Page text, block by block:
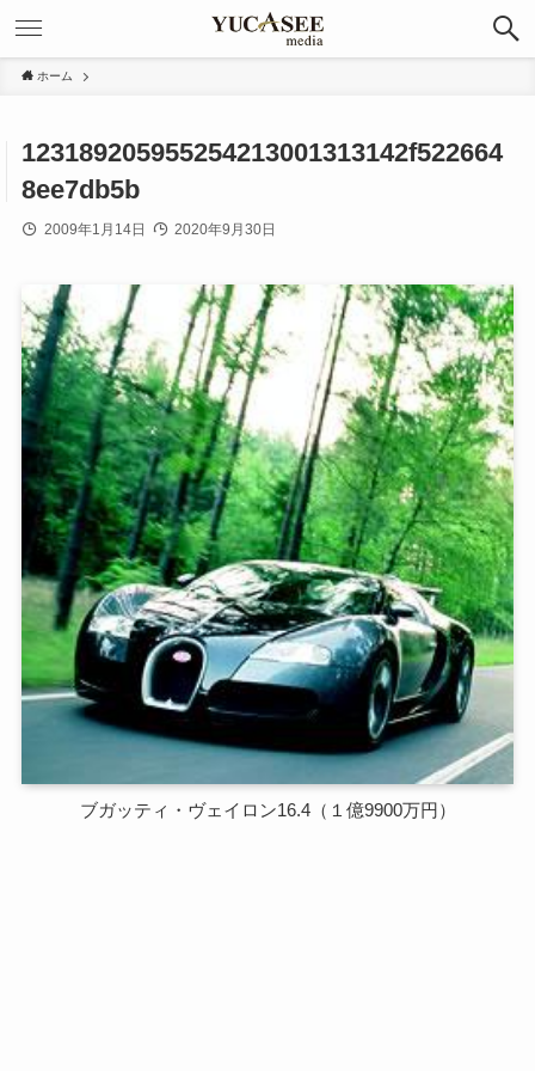
ホーム
123189205955254213001313142f522664
8ee7db5b
2009年1月14日 2020年9月30日
ブガッティ・ヴェイロン16.4（１億9900万円）